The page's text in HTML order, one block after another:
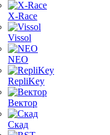
X-Race
Vissol
NEO
RepliKey
Вектор
Скад